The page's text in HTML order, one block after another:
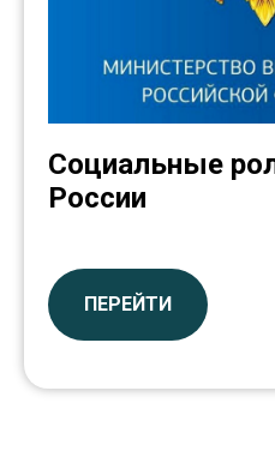
Социальные
России
ПЕРЕЙТИ